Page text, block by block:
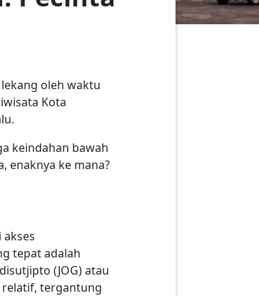
oleh waktu
Kota
keindahan bawah
enaknya ke mana?
tepat adalah
(JOG) atau
relatif, tergantung